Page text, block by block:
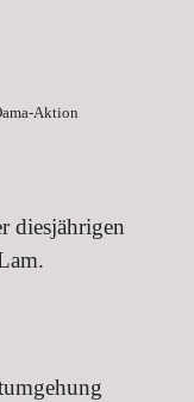
Aktion
diesjährigen